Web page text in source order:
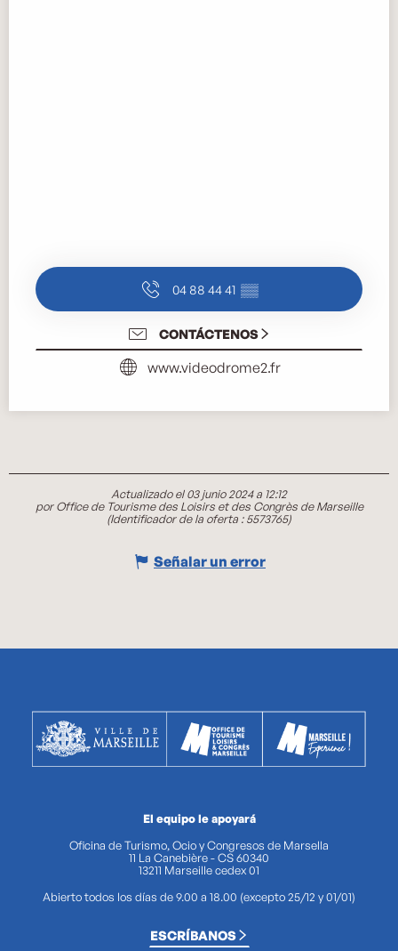
04 88 44 41 ▒▒
CONTÁCTENOS
www.videodrome2.fr
Actualizado el 03 junio 2024 a 12:12
por Office de Tourisme des Loisirs et des Congrès de Marseille
(Identificador de la oferta :5573765)
Señalar un error
El equipo le apoyará
Oficina de Turismo, Ocio y Congresos de Marsella
11 La Canebière - CS 60340
13211 Marseille cedex 01
Abierto todos los días de 9.00 a 18.00 (excepto 25/12 y 01/01)
ESCRÍBANOS